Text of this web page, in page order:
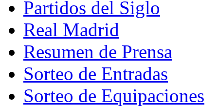
Partidos del Siglo
Real Madrid
Resumen de Prensa
Sorteo de Entradas
Sorteo de Equipaciones